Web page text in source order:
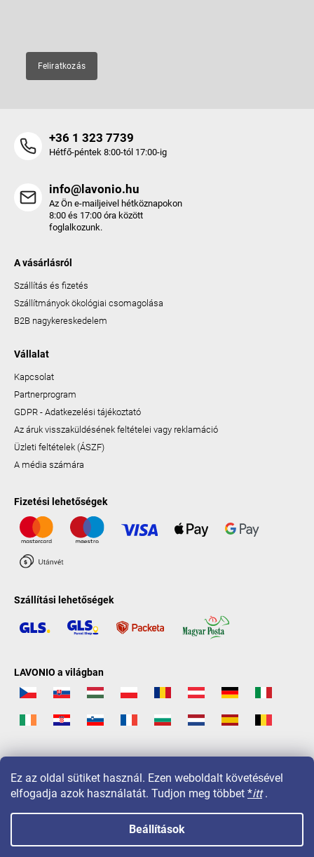
Ez az oldal sütiket használ. Ezen weboldalt követésével
elfogadja azok használatát. Tudjon meg többet *itt.
Beállítások
Feliratkozás
+36 1 323 7739
Hétfő-péntek 8:00-tól 17:00-ig
info@lavonio.hu
Az Ön e-mailjeivel hétköznapokon
8:00 és 17:00 óra között
foglalkozunk.
A vásárlásról
Szállítás és fizetés
Szállítmányok ökológiai csomagolása
B2B nagykereskedelem
Vállalat
Kapcsolat
Partnerprogram
GDPR - Adatkezelési tájékoztató
Az áruk visszaküldésének feltételei vagy reklamáció
Üzleti feltételek (ÁSZF)
A média számára
Fizetési lehetőségek
Szállítási lehetőségek
LAVONIO a világban
Copyright 2026 LAVONIO.hu. Minden jog fenntartva.